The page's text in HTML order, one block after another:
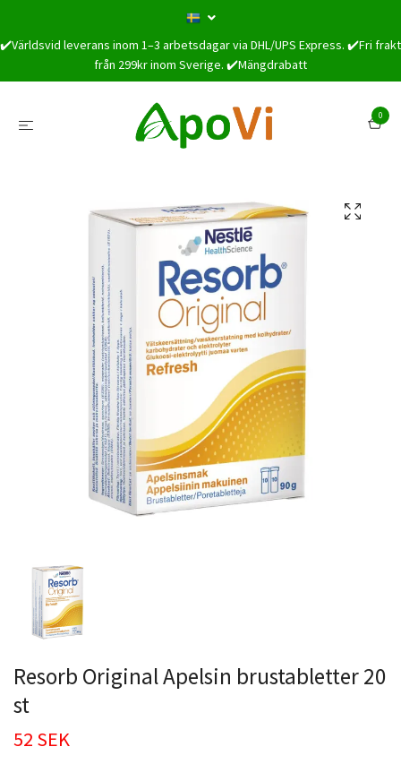
✔️Världsvid leverans inom 1–3 arbetsdagar via DHL/UPS Express. ✔️Fri frakt
från 299kr inom Sverige. ✔️Mängdrabatt
0
Resorb Original Apelsin brustabletter 20
st
52 SEK